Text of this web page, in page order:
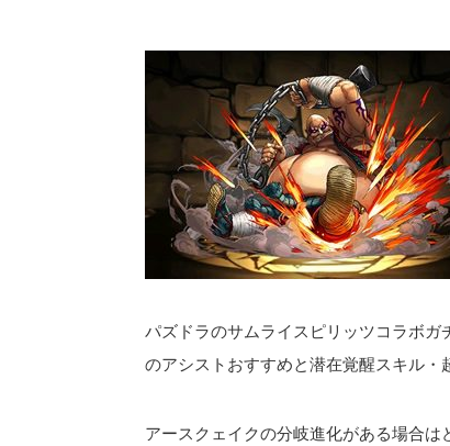
パズドラのサムライスピリッツコラボ
のアシストおすすめと潜在覚醒スキル・
アースクェイクの分岐進化がある場合